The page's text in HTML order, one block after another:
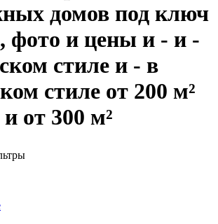
домов под ключ
фото и цены и - и -
стиле и - в
стиле от 200 м²
от 300 м²